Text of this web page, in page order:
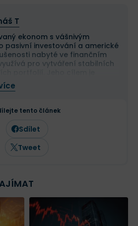
T
ekonom s vášnivým
pasivní investování a americké
nabyté ve finančním
pro vytváření stabilních
finanční svobody
dlouhodobého
Kiyosakiho.
tento článek
Sdílet
Tweet